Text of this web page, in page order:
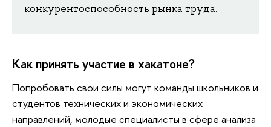
конкурентоспособность рынка труда.
Как принять участие в хакатоне?
Попробовать свои силы могут команды школьников и
студентов технических и экономических
направлений, молодые специалисты в сфере анализа